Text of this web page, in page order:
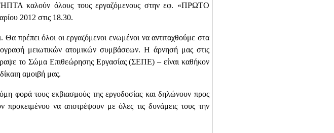
καλούν όλους τους εργαζόμενους στην εφ. «ΠΡΩΤΟ
2012 στις 18.30.
πρέπει όλοι οι εργαζόμενοι ενωμένοι να αντιταχθούμε στα
μειωτικών ατομικών συμβάσεων. Η άρνησή μας στις
το Σώμα Επιθεώρησης Εργασίας (ΣΕΠΕ) – είναι καθήκον
αμοιβή μας.
φορά τους εκβιασμούς της εργοδοσίας και δηλώνουν προς
να αποτρέψουν με όλες τις δυνάμεις τους την